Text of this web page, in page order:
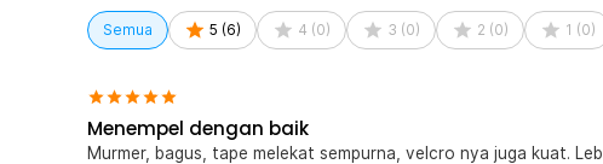
yang bisa digunakan untuk berbagai kebutuhan. Potong
lalu pasang di berbagai tempat untuk menjaga posisi barang.
Bagian belakang lakban velcro telah dilengkapi lapisan double
TaffPACK sangat mudah dipasang. Cukup potong sesuai
bagian belakang, dan lakban velcro sudah bisa digunakan.
Semua 5 (6) 4 (0) 3 (0) 2 (0) 1 (0)
Menempel dengan baik
Murmer, bagus, tape melekat sempurna, velcro nya juga kuat.